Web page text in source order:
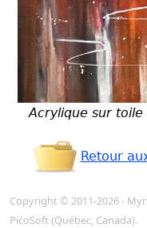
Acrylique sur
Retour
Copyright © 2011-2026 -
PicoSoft (Québec, Canada).